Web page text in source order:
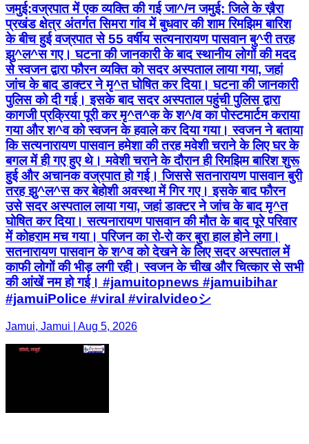
जमुई:वज्रपात में एक व्यक्ति की गई जा^/न जमुई: जिले के ख़ैरा
प्रखंड क्षेत्र अंतर्गत सिमरा गांव में बुधवार की शाम रिमझिम बारिश
के बीच हुई वज्रपात से 55 वर्षीय सत्यनारायण पासवान बु^री तरह
झु^ल^स गए। घटना की जानकारी के बाद स्थानीय लोगों की मदद
से स्वजन द्वारा फौरन व्यक्ति को सदर अस्पताल लाया गया, जहां
जांच के बाद डाक्टर ने मृ^त घोषित कर दिया। घटना की जानकारी
पुलिस को दी गई। इसके बाद सदर अस्पताल पहुंची पुलिस द्वारा
कागजी प्रक्रिया पूरी कर मृ^त^क के श^/व का पोस्टमार्टम कराया
गया और श^व को स्वजन के हवाले कर दिया गया। स्वजन ने बताया
कि सत्यनारायण पासवान हमेशा की तरह मवेशी चराने के लिए घर के
बगल में ही गए हुए थे। मवेशी चराने के दौरान ही रिमझिम बारिश शुरू
हुई और अचानक वज्रपात हो गई। जिससे सतनारायण पासवान बुरी
तरह झु^ल^स कर बेहोशी अवस्था में गिर गए। इसके बाद फौरन
उसे सदर अस्पताल लाया गया, जहां डाक्टर ने जांच के बाद मृ^त
घोषित कर दिया। सत्यनारायण पासवान की मौत के बाद पूरे परिवार
में कोहराम मच गया। परिजन का रो-रो कर बुरा हाल होने लगा।
सतनारायण पासवान के श^व को देखने के लिए सदर अस्पताल में
काफी लोगों की भीड़ लगी रही। स्वजन के चीख और चित्कार से सभी
की आंखें नम हो गई। #jamuitopnews #jamuibihar
#jamuiPolice #viral #viralvideoシ
Jamui, Jamui | Aug 5, 2026